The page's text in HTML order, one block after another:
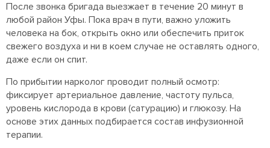
После звонка бригада выезжает в течение 20 минут в
любой район Уфы. Пока врач в пути, важно уложить
человека на бок, открыть окно или обеспечить приток
свежего воздуха и ни в коем случае не оставлять одного,
даже если он спит.
По прибытии нарколог проводит полный осмотр:
фиксирует артериальное давление, частоту пульса,
уровень кислорода в крови (сатурацию) и глюкозу. На
основе этих данных подбирается состав инфузионной
терапии.